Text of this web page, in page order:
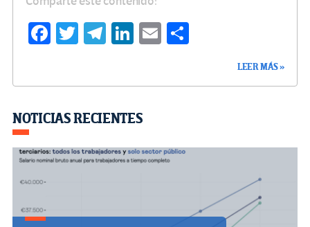
Fa
o
k
T
Te
m
Li
n
E
tir
LEER MÁS »
NOTICIAS RECIENTES